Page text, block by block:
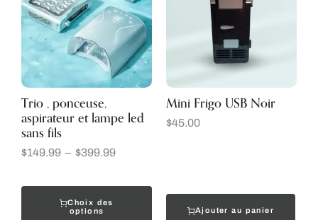
Trio , ponceuse,
aspirateur et lampe led
sans fils
$149.99 – $399.99
Choix des
options
Mini Frigo USB Noir
$45.00
Ajouter au panier